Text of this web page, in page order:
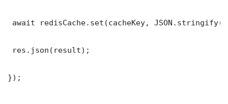
await redisCache.set(cacheKey,
res.json(result);
});